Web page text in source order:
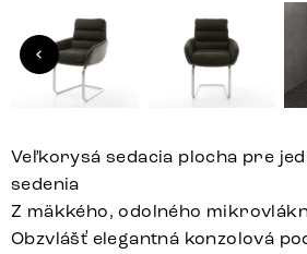
Veľkorysá sedacia plocha pre
sedenia
Z mäkkého, odolného
Obzvlášť elegantná konzolová